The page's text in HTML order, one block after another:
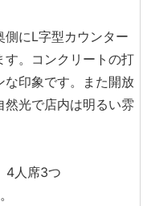
側にL字型カウンター
す。コンクリートの打
な印象です。また開放
光で店内は明るい雰
4人席3つ